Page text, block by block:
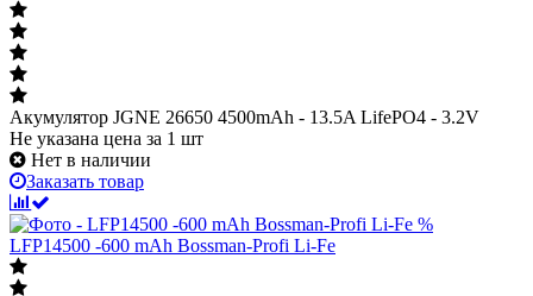
Акумулятор JGNE 26650 4500mAh - 13.5A LifePO4 - 3.2V
Не указана цена за 1 шт
Нет в наличии
Заказать товар
%
LFP14500 -600 mAh Bossman-Profi Li-Fe